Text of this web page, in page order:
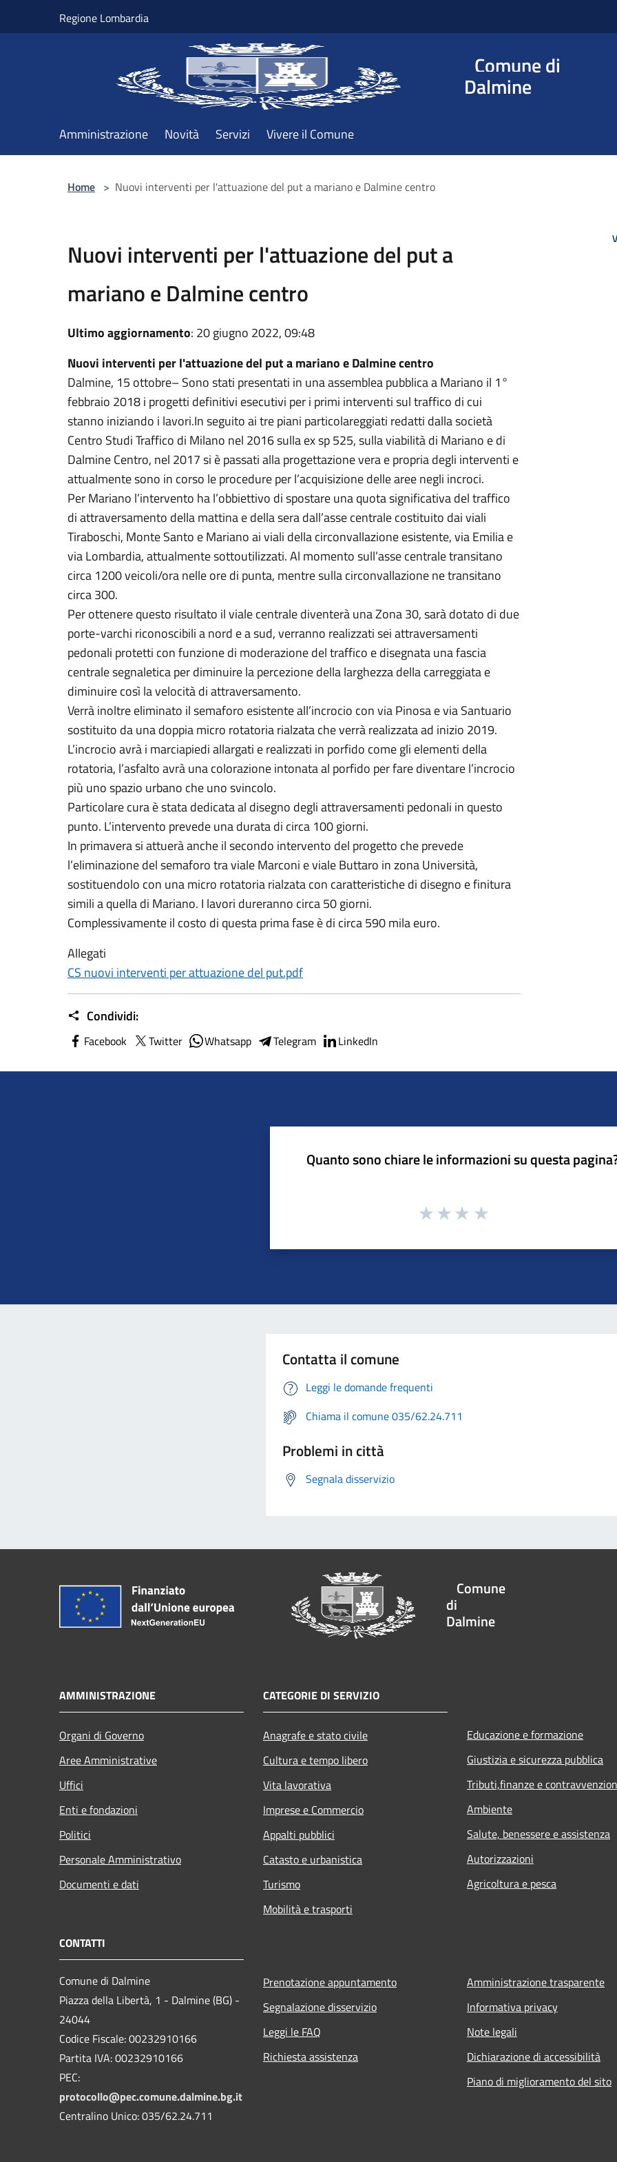
Regione Lombardia
Comune di
Dalmine
Amministrazione Novità Servizi Vivere il Comune
Home > Nuovi interventi per l'attuazione del put a mariano e Dalmine centro
Nuovi interventi per l'attuazione del put a
mariano e Dalmine centro
Ultimo aggiornamento: 20 giugno 2022, 09:48
Nuovi interventi per l'attuazione del put a mariano e Dalmine centro
Dalmine, 15 ottobre– Sono stati presentati in una assemblea pubblica a Mariano il 1°
febbraio 2018 i progetti definitivi esecutivi per i primi interventi sul traffico di cui
stanno iniziando i lavori.In seguito ai tre piani particolareggiati redatti dalla società
Centro Studi Traffico di Milano nel 2016 sulla ex sp 525, sulla viabilità di Mariano e di
Dalmine Centro, nel 2017 si è passati alla progettazione vera e propria degli interventi e
attualmente sono in corso le procedure per l’acquisizione delle aree negli incroci.
Per Mariano l’intervento ha l’obbiettivo di spostare una quota significativa del traffico
di attraversamento della mattina e della sera dall’asse centrale costituito dai viali
Tiraboschi, Monte Santo e Mariano ai viali della circonvallazione esistente, via Emilia e
via Lombardia, attualmente sottoutilizzati. Al momento sull’asse centrale transitano
circa 1200 veicoli/ora nelle ore di punta, mentre sulla circonvallazione ne transitano
circa 300.
Per ottenere questo risultato il viale centrale diventerà una Zona 30, sarà dotato di due
porte-varchi riconoscibili a nord e a sud, verranno realizzati sei attraversamenti
pedonali protetti con funzione di moderazione del traffico e disegnata una fascia
centrale segnaletica per diminuire la percezione della larghezza della carreggiata e
diminuire così la velocità di attraversamento.
Verrà inoltre eliminato il semaforo esistente all’incrocio con via Pinosa e via Santuario
sostituito da una doppia micro rotatoria rialzata che verrà realizzata ad inizio 2019.
L’incrocio avrà i marciapiedi allargati e realizzati in porfido come gli elementi della
rotatoria, l’asfalto avrà una colorazione intonata al porfido per fare diventare l’incrocio
più uno spazio urbano che uno svincolo.
Particolare cura è stata dedicata al disegno degli attraversamenti pedonali in questo
punto. L’intervento prevede una durata di circa 100 giorni.
In primavera si attuerà anche il secondo intervento del progetto che prevede
l’eliminazione del semaforo tra viale Marconi e viale Buttaro in zona Università,
sostituendolo con una micro rotatoria rialzata con caratteristiche di disegno e finitura
simili a quella di Mariano. I lavori dureranno circa 50 giorni.
Complessivamente il costo di questa prima fase è di circa 590 mila euro.
Allegati
CS nuovi interventi per attuazione del put.pdf
Condividi:
Facebook Twitter Whatsapp Telegram LinkedIn
Quanto sono chiare le informazioni su questa
Contatta il comune
Leggi le domande frequenti
Chiama il comune 035/62.24.711
Problemi in città
Segnala disservizio
Comune
di
Dalmine
AMMINISTRAZIONE
Organi di Governo
Aree Amministrative
Uffici
Enti e fondazioni
Politici
Personale Amministrativo
Documenti e dati
CATEGORIE DI SERVIZIO
Anagrafe e stato civile
Cultura e tempo libero
Vita lavorativa
Imprese e Commercio
Appalti pubblici
Catasto e urbanistica
Turismo
Mobilità e trasporti
Educazione e formazione
Giustizia e sicurezza pubblica
Tributi,finanze e
Ambiente
Salute, benessere e assistenza
Autorizzazioni
Agricoltura e pesca
CONTATTI
Comune di Dalmine
Piazza della Libertà, 1 - Dalmine (BG) -
24044
Codice Fiscale: 00232910166
Partita IVA: 00232910166
PEC:
protocollo@pec.comune.dalmine.bg.it
Centralino Unico: 035/62.24.711
Prenotazione appuntamento
Segnalazione disservizio
Leggi le FAQ
Richiesta assistenza
Amministrazione trasparente
Informativa privacy
Note legali
Dichiarazione di accessibilità
Piano di miglioramento del sito